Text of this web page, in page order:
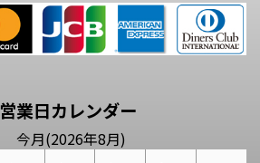
営業日カレンダー
今月(2026年8月)